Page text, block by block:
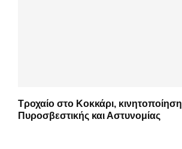
Τροχαίο στο Κοκκάρι, κινητοποίηση
Πυροσβεστικής και Αστυνομίας